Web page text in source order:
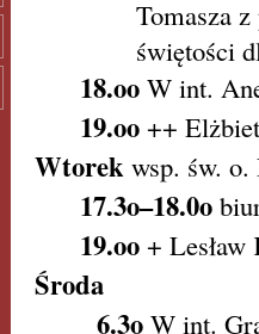
Tomasza
świętości
18.ooW int.
19.oo++
Wtorek wsp. św.
17.3o–18.0o
19.oo +
Środa
6.3o W int.